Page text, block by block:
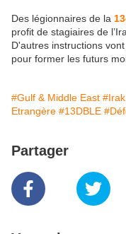
Des légionnaires de la
profit de stagiaires de
D'autres instructions
pour former les futurs
#Gulf & Middle East #Irak
Etrangère #13DBLE
Partager